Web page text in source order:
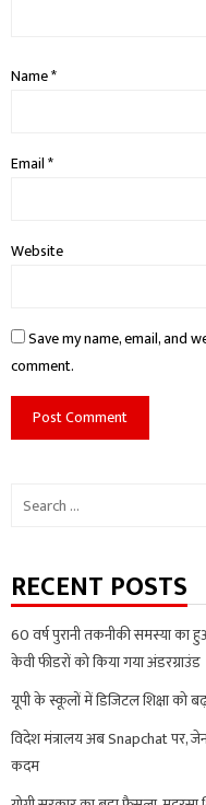
Name*
Email*
Website
Save my name, email, and
comment.
Search
RECENT POSTS
60 वर्ष पुरानी तकनीकी समस्या
केवी फीडरों को किया गया अंडरग्राउंड
यूपी के स्कूलों में डिजिटल शिक्षा को
विदेश मंत्रालय अब Snapchat पर,
कदम